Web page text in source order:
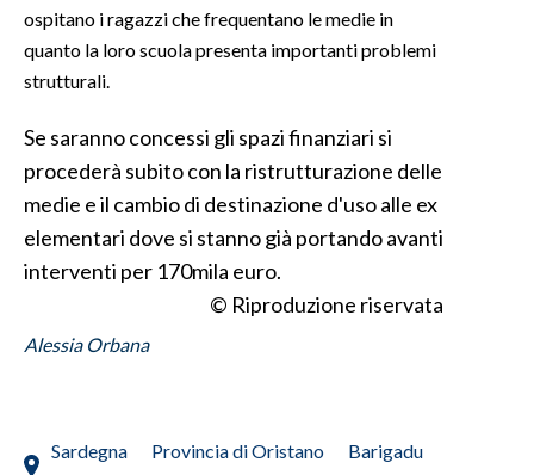
STORE
ospitano i ragazzi che frequentano le medie in
quanto la loro scuola presenta importanti problemi
strutturali.
Se saranno concessi gli spazi finanziari si
procederà subito con la ristrutturazione delle
medie e il cambio di destinazione d'uso alle ex
elementari dove si stanno già portando avanti
interventi per 170mila euro.
© Riproduzione riservata
Alessia Orbana
Sardegna Provincia di Oristano
Barigadu